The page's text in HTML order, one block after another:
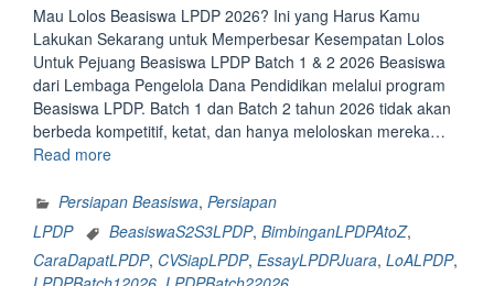
Mau Lolos Beasiswa LPDP 2026? Ini yang Harus Kamu
Lakukan Sekarang untuk Memperbesar Kesempatan Lolos
Untuk Pejuang Beasiswa LPDP Batch 1 & 2 2026 Beasiswa
dari Lembaga Pengelola Dana Pendidikan melalui program
Beasiswa LPDP. Batch 1 dan Batch 2 tahun 2026 tidak akan
berbeda kompetitif, ketat, dan hanya meloloskan mereka…
Read more“Mau
Beasiswa
LPDP
Ini
Persiapan Beasiswa, Persiapan
LPDP
BeasiswaS2S3LPDP, BimbinganLPDPAtoZ,
CaraDapatLPDP, CVSiapLPDP, EssayLPDPJuara, LoALPDP,